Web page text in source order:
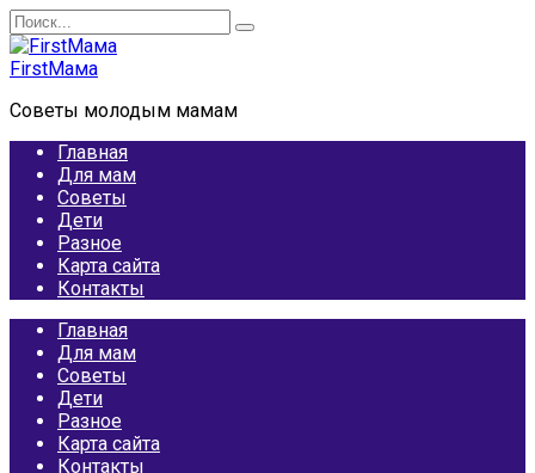
Перейти
к
содержанию
Search
for:
FirstМама
Советы молодым мамам
Главная
Для мам
Советы
Дети
Разное
Карта сайта
Контакты
Главная
Для мам
Советы
Дети
Разное
Карта сайта
Контакты